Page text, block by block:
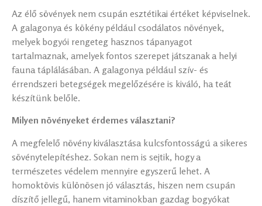
Az élő sövények nem csupán esztétikai értéket képviselnek.
A galagonya és kökény például csodálatos növények,
melyek bogyói rengeteg hasznos tápanyagot
tartalmaznak, amelyek fontos szerepet játszanak a helyi
fauna táplálásában. A galagonya például szív- és
érrendszeri betegségek megelőzésére is kiváló, ha teát
készítünk belőle.
Milyen növényeket érdemes választani?
A megfelelő növény kiválasztása kulcsfontosságú a sikeres
sövénytelepítéshez. Sokan nem is sejtik, hogy a
természetes védelem mennyire egyszerű lehet. A
homoktövis különösen jó választás, hiszen nem csupán
díszítő jellegű, hanem vitaminokban gazdag bogyókat